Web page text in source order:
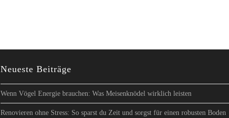
Neueste Beiträge
Wenn Vögel Energie brauchen: Was Meisenknödel wirklich leisten
Renovieren ohne Stress: So sparst du Zeit und sorgst für einen robusten Boden